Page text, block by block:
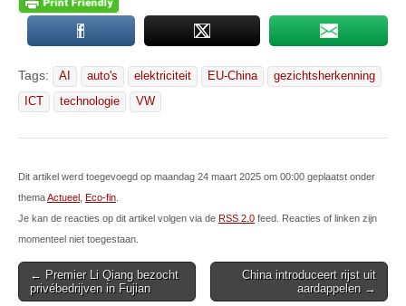
Tags: AI auto's elektriciteit EU-China
gezichtsherkenning
ICT
technologie VW
Dit artikel werd toegevoegd op maandag 24 maart 2025 om 00:00 geplaatst onder
themaActueel Eco-fin
Je kan de reacties op dit artikel volgen via de RSS 2.0 feed. Reacties of linken zijn
momenteel niet toegestaan.
Post
navigation
← Premier Li Qiang bezocht
privébedrijven in Fujian
China introduceert rijst uit
aardappelen →